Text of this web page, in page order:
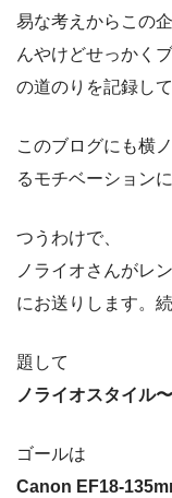
易な考えからこの
んやけどせっかく
の道のりを記録し
このブログにも横
るモチベーション
つうわけで、
ノライオさんがレ
にお送りします。
題して
ノライオスタイル
ゴールは
Canon EF18-